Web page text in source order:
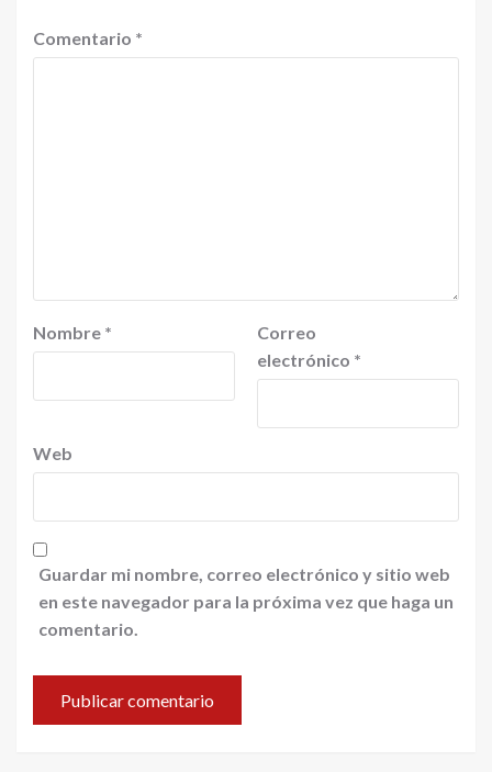
Comentario *
Nombre *
Correo
electrónico *
Web
Guardar mi nombre, correo electrónico y sitio web
en este navegador para la próxima vez que haga un
comentario.